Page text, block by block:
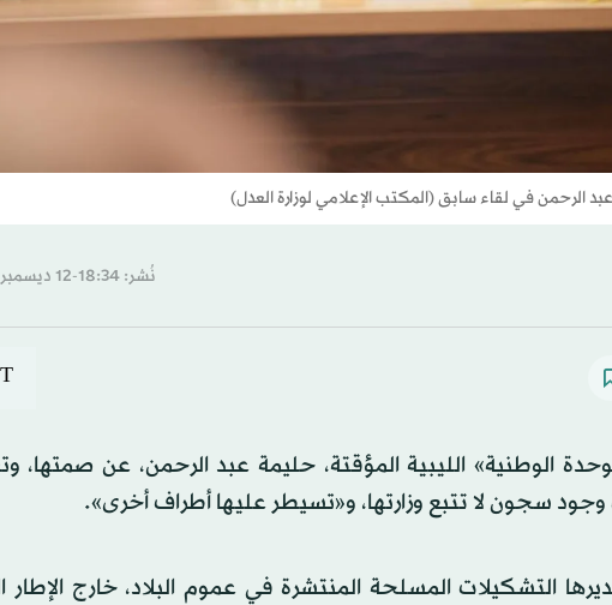
الرحمن في لقاء سابق (المكتب الإعلامي لوزارة العدل)
نُشر: 18:34-12 ديسمبر 2023 م ـ 30 جمادي الأول 1445 هـ
T
الوطنية» الليبية المؤقتة، حليمة عبد الرحمن، عن
سجون لا تتبع وزارتها، و«تسيطر عليها أطراف أخرى».
التشكيلات المسلحة المنتشرة في عموم البلاد، خارج